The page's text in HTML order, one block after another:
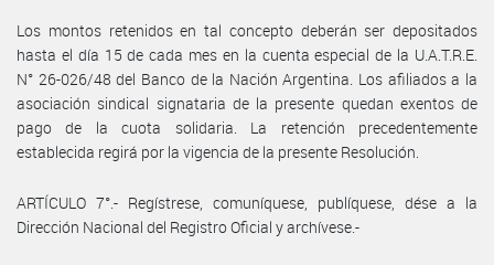
Los montos retenidos en tal concepto deberán ser depositados
hasta el día 15 de cada mes en la cuenta especial de la U.A.T.R.E.
N° 26-026/48 del Banco de la Nación Argentina. Los afiliados a la
asociación sindical signataria de la presente quedan exentos de
pago de la cuota solidaria. La retención precedentemente
establecida regirá por la vigencia de la presente Resolución.
ARTÍCULO 7°.- Regístrese, comuníquese, publíquese, dése a la
Dirección Nacional del Registro Oficial y archívese.-